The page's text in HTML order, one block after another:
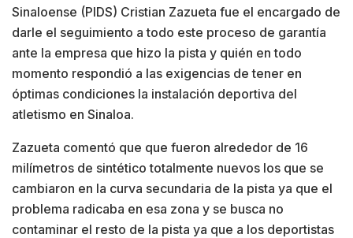
Sinaloense (PIDS) Cristian Zazueta fue el encargado de
darle el seguimiento a todo este proceso de garantía
ante la empresa que hizo la pista y quién en todo
momento respondió a las exigencias de tener en
óptimas condiciones la instalación deportiva del
atletismo en Sinaloa.
Zazueta comentó que que fueron alrededor de 16
milímetros de sintético totalmente nuevos los que se
cambiaron en la curva secundaria de la pista ya que el
problema radicaba en esa zona y se busca no
contaminar el resto de la pista ya que a los deportistas